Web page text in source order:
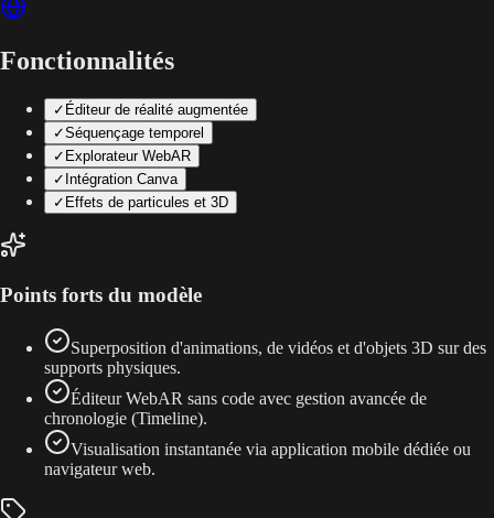
Fonctionnalités
✓ Éditeur de réalité augmentée
✓Séquençage temporel
✓ Explorateur WebAR
✓ Intégration Canva
✓ Effets de particules et 3D
Points forts du modèle
Superposition d'animations, de vidéos et d'objets 3D sur des
supports physiques.
Éditeur WebAR sans code avec gestion avancée de
chronologie (Timeline).
Visualisation instantanée via application mobile dédiée ou
navigateur web.